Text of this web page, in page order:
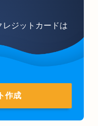
ジットカードは
作成